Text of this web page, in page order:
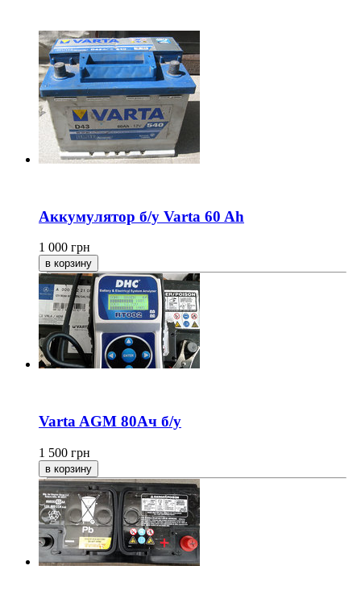
Аккумулятор б/у Varta 60 Ah
1 000 грн
Varta AGM 80Ач б/у
1 500 грн